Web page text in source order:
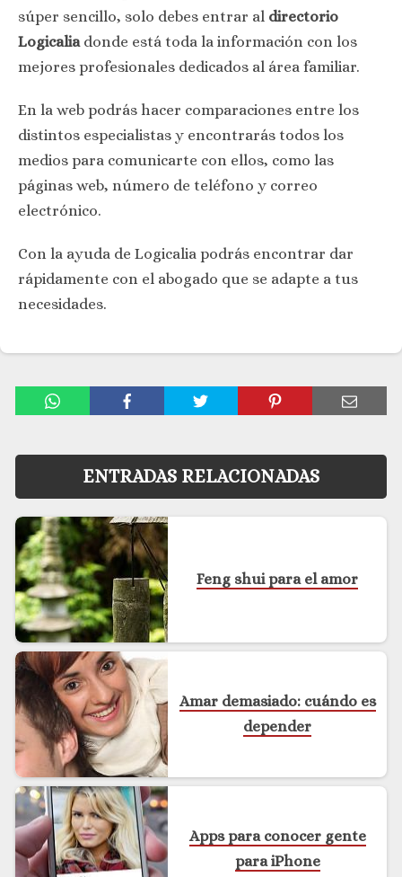
súper sencillo, solo debes entrar al directorio
Logicaliadonde está toda la información con los
mejores profesionales dedicados al área familiar.
En la web podrás hacer comparaciones entre los
distintos especialistas y encontrarás todos los
medios para comunicarte con ellos, como las
páginas web, número de teléfono y correo
electrónico.
Con la ayuda de Logicalia podrás encontrar dar
rápidamente con el abogado que se adapte a tus
necesidades.
ENTRADAS RELACIONADAS
Feng shui para el amor
Amar demasiado: cuándo es
depender
Apps para conocer gente
para iPhone